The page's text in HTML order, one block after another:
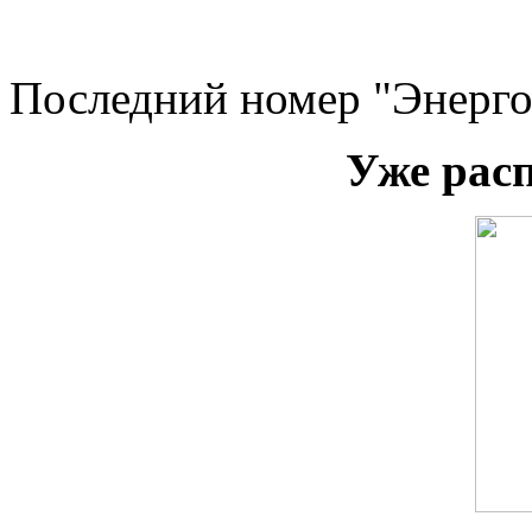
Последний номер
Уже